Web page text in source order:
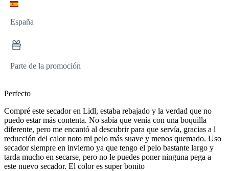
España
Parte de la promoción
Perfecto
Compré este secador en Lidl, estaba rebajado y la verdad que no
puedo estar más contenta. No sabía que venía con una boquilla
diferente, pero me encantó al descubrir para que servía, gracias a l
reducción del calor noto mi pelo más suave y menos quemado. Uso
secador siempre en invierno ya que tengo el pelo bastante largo y
tarda mucho en secarse, pero no le puedes poner ninguna pega a
este nuevo secador. El color es super bonito